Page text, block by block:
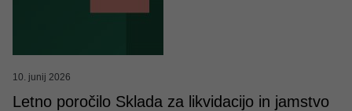
10. junij 2026
Letno poročilo Sklada za likvidacijo in jamstvo